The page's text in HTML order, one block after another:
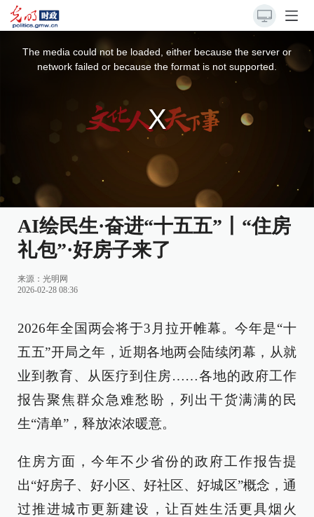
The media could not be loaded, either because the server or
network failed or because the format is not supported.
AI绘民生·奋进“十五五”丨“住房
礼包”·好房子来了
来源： 光明网
2026-02-28 08:36
2026年全国两会将于3月拉开帷幕。今年是“十
五五”开局之年，近期各地两会陆续闭幕，从就
业到教育、从医疗到住房……各地的政府工作
报告聚焦群众急难愁盼，列出干货满满的民
生“清单”，释放浓浓暖意。
住房方面，今年不少省份的政府工作报告提
出“好房子、好小区、好社区、好城区”概念，通
过推进城市更新建设，让百姓生活更具烟火